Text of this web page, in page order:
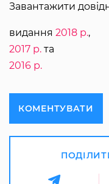
Завантажити
видання 2018 р.,
2017 р. та
2016 р.
КОМЕНТУВАТИ